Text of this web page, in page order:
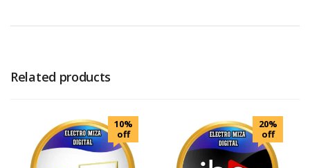
Related products
10%
off
20%
off